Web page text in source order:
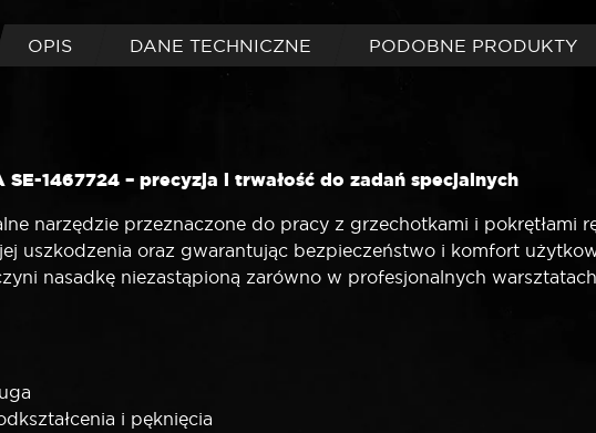
OPIS DANE TECHNICZNE PODOBNE PRODUKTY
SE-1467724 – precyzja i trwałość do zadań specjalnych
narzędzie przeznaczone do pracy z grzechotkami i pokrętłami
uszkodzenia oraz gwarantując bezpieczeństwo i komfort
nasadkę niezastąpioną zarówno w profesjonalnych
i pęknięcia